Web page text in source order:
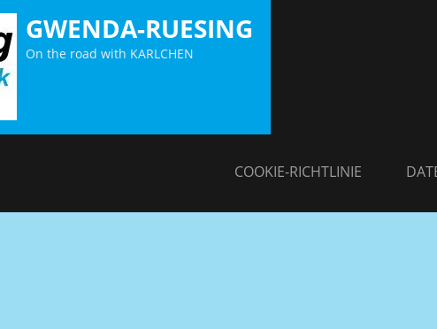
GWENDA-RUESING
On the road with KARLCHEN
COOKIE-RICHTLINIE